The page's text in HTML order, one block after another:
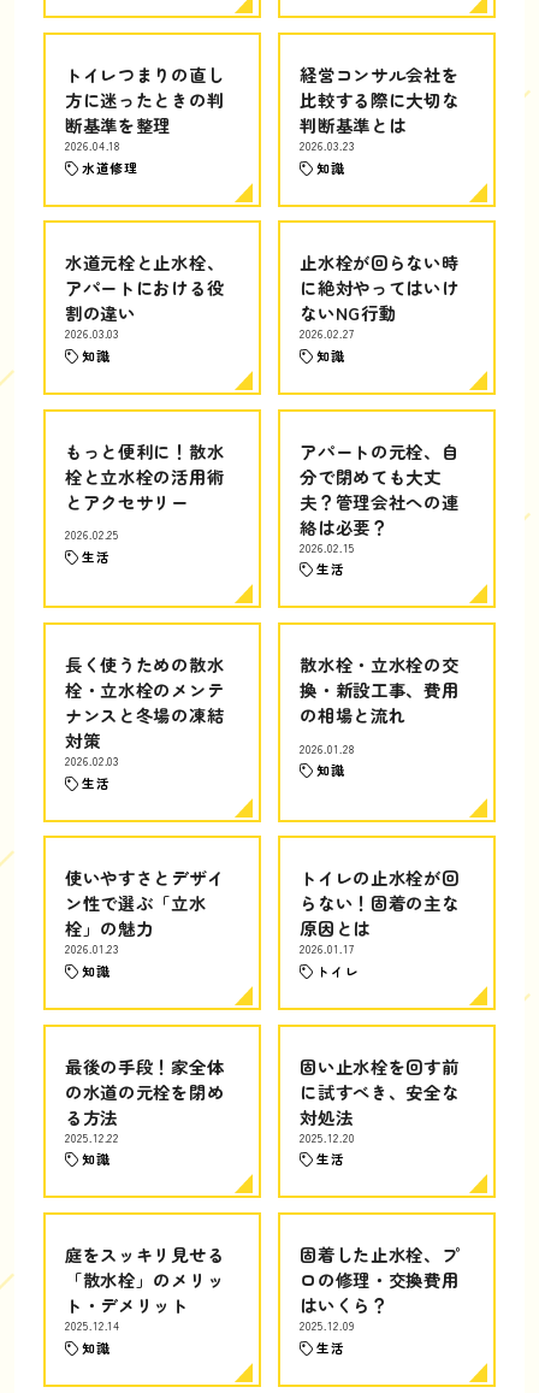
トイレつまりの直し
方に迷ったときの判
断基準を整理
2026.04.18
水道修理
経営コンサル会社を
比較する際に大切な
判断基準とは
2026.03.23
知識
水道元栓と止水栓、
アパートにおける役
割の違い
2026.03.03
知識
止水栓が回らない時
に絶対やってはいけ
ないNG行動
2026.02.27
知識
もっと便利に！散水
栓と立水栓の活用術
とアクセサリー
2026.02.25
生活
アパートの元栓、自
分で閉めても大丈
夫？管理会社への連
絡は必要？
2026.02.15
生活
長く使うための散水
栓・立水栓のメンテ
ナンスと冬場の凍結
対策
2026.02.03
生活
散水栓・立水栓の交
換・新設工事、費用
の相場と流れ
2026.01.28
知識
使いやすさとデザイ
ン性で選ぶ「立水
栓」の魅力
2026.01.23
知識
トイレの止水栓が回
らない！固着の主な
原因とは
2026.01.17
トイレ
最後の手段！家全体
の水道の元栓を閉め
る方法
2025.12.22
知識
固い止水栓を回す前
に試すべき、安全な
対処法
2025.12.20
生活
庭をスッキリ見せる
「散水栓」のメリッ
ト・デメリット
2025.12.14
知識
固着した止水栓、プ
ロの修理・交換費用
はいくら？
2025.12.09
生活